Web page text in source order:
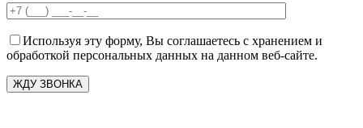
Используя эту форму, Вы соглашаетесь с хранением и
обработкой персональных данных на данном веб-сайте.